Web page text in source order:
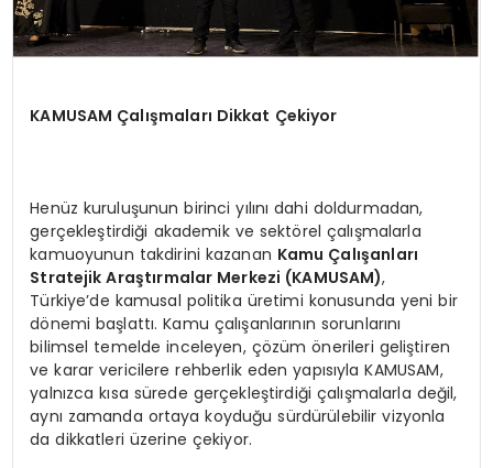
KAMUSAM Çalışmaları Dikkat Çekiyor
Henüz kuruluşunun birinci yılını dahi doldurmadan,
gerçekleştirdiği akademik ve sektörel çalışmalarla
kamuoyunun takdirini kazanan Kamu Çalışanları
Stratejik Araştırmalar Merkezi (KAMUSAM),
Türkiye’de kamusal politika üretimi konusunda yeni bir
dönemi başlattı. Kamu çalışanlarının sorunlarını
bilimsel temelde inceleyen, çözüm önerileri geliştiren
ve karar vericilere rehberlik eden yapısıyla KAMUSAM,
yalnızca kısa sürede gerçekleştirdiği çalışmalarla değil,
aynı zamanda ortaya koyduğu sürdürülebilir vizyonla
da dikkatleri üzerine çekiyor.